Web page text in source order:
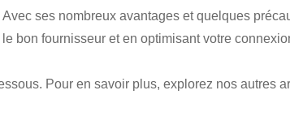
ses nombreux avantages et quelques
bon fournisseur et en optimisant votre
Pour en savoir plus, explorez nos autres